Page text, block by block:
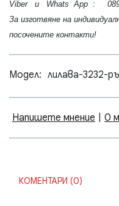
Viber и Whats App :
За изготвяне на
посочените контакти!
Модел: лилава-3232-
Напишете мнение 0
КОМЕНТАРИ (0)